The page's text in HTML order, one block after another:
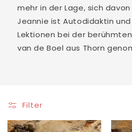
mehr in der Lage, sich
Jeannie ist Autodidaktin
Lektionen bei der
van de Boel aus Thorn
Filter